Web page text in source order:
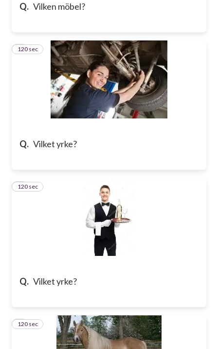
Q. Vilken möbel?
Q. Vilket yrke?
4
120 sec
Q. Vilket yrke?
5
120 sec
6
120 sec